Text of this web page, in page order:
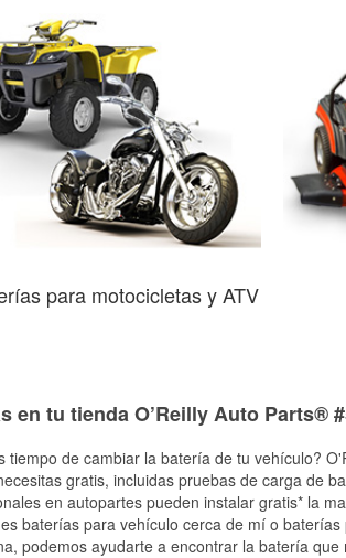
para motocicletas y ATV
en tu tienda O’Reilly Auto Parts®
tiempo de cambiar la batería de tu vehículo?
gratis, incluidas pruebas de carga de
en autopartes pueden instalar gratis* la
baterías para vehículo cerca de mí o
podemos ayudarte a encontrar la batería